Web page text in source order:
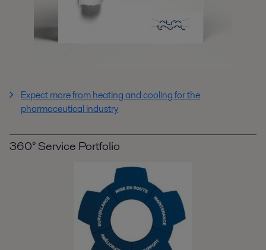
Expect more from heating and cooling for the
pharmaceutical industry
360° Service Portfolio